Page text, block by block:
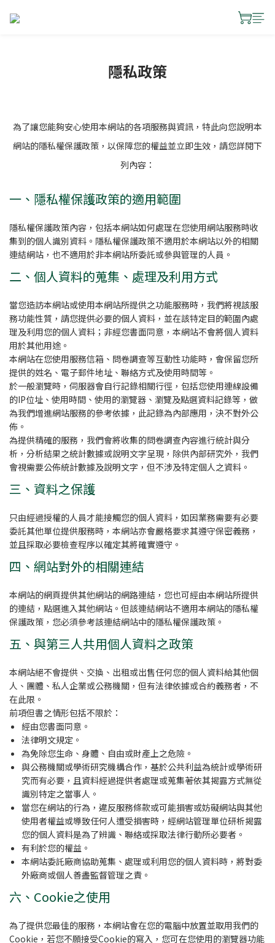
隱私政策
為了讓您能夠安心使用本網站的各項服務與資訊，特此向您說明本
網站的隱私權保護政策，以保障您的權益並立即生效，請您詳閱下
列內容：
一、隱私權保護政策的適用範圍
隱私權保護政策內容，包括本網站如何處理在您使用網站服務時收
集到的個人識別資料。隱私權保護政策不適用於本網站以外的相關
連結網站，也不適用於非本網站所委託或參與管理的人員。
二、個人資料的蒐集、處理及利用方式
當您造訪本網站或使用本網站所提供之功能服務時，我們將視該服
務功能性質，請您提供必要的個人資料，並在該特定目的範圍內處
理及利用您的個人資料；非經您書面同意，本網站不會將個人資料
用於其他用途。
本網站在您使用服務信箱、問卷調查等互動性功能時，會保留您所
提供的姓名、電子郵件地址、聯絡方式及使用時間等。
於一般瀏覽時，伺服器會自行記錄相關行徑，包括您使用連線設備
的IP位址、使用時間、使用的瀏覽器、瀏覽及點選資料記錄等，做
為我們增進網站服務的參考依據，此記錄為內部應用，決不對外公
佈。
為提供精確的服務，我們會將收集的問卷調查內容進行統計與分
析，分析結果之統計數據或說明文字呈現，除供內部研究外，我們
會視需要公佈統計數據及說明文字，但不涉及特定個人之資料。
三、資料之保護
只由經過授權的人員才能接觸您的個人資料，如因業務需要有必要
委託其他單位提供服務時，本網站亦會嚴格要求其遵守保密義務，
並且採取必要檢查程序以確定其將確實遵守。
四、網站對外的相關連結
本網站的網頁提供其他網站的網路連結，您也可經由本網站所提供
的連結，點選進入其他網站。但該連結網站不適用本網站的隱私權
保護政策，您必須參考該連結網站中的隱私權保護政策。
五、與第三人共用個人資料之政策
本網站絕不會提供、交換、出租或出售任何您的個人資料給其他個
人、團體、私人企業或公務機關，但有法律依據或合約義務者，不
在此限。
前項但書之情形包括不限於：
經由您書面同意。
法律明文規定。
為免除您生命、身體、自由或財產上之危險。
與公務機關或學術研究機構合作，基於公共利益為統計或學術研
究而有必要，且資料經過提供者處理或蒐集著依其揭露方式無從
識別特定之當事人。
當您在網站的行為，違反服務條款或可能損害或妨礙網站與其他
使用者權益或導致任何人遭受損害時，經網站管理單位研析揭露
您的個人資料是為了辨識、聯絡或採取法律行動所必要者。
有利於您的權益。
本網站委託廠商協助蒐集、處理或利用您的個人資料時，將對委
外廠商或個人善盡監督管理之責。
六、Cookie之使用
為了提供您最佳的服務，本網站會在您的電腦中放置並取用我們的
Cookie，若您不願接受Cookie的寫入，您可在您使用的瀏覽器功能